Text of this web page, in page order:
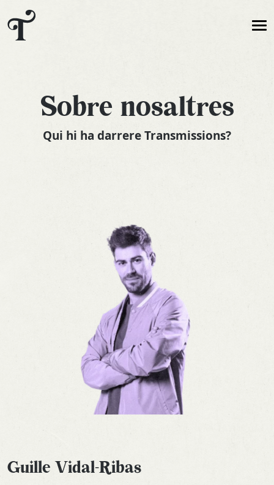
Sobre nosaltres
Qui hi ha darrere Transmissions?
Guille Vidal-Ribas